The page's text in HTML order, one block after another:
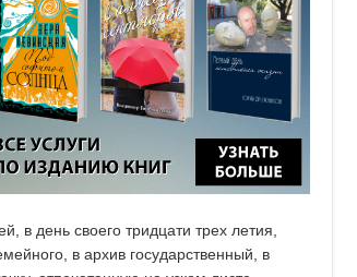
в день своего тридцати трех летия,
в архив государственный, в